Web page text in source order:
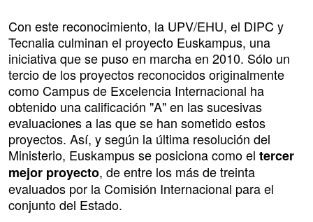
Con este reconocimiento, la UPV/EHU, el DIPC y
Tecnalia culminan el proyecto Euskampus, una
iniciativa que se puso en marcha en 2010. Sólo un
tercio de los proyectos reconocidos originalmente
como Campus de Excelencia Internacional ha
obtenido una calificación "A" en las sucesivas
evaluaciones a las que se han sometido estos
proyectos. Así, y según la última resolución del
Ministerio, Euskampus se posiciona como el tercer
mejor proyecto, de entre los más de treinta
evaluados por la Comisión Internacional para el
conjunto del Estado.